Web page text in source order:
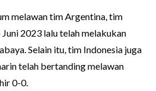
melawan tim Argentina, tim
2023 lalu telah melakukan
Selain itu, tim Indonesia juga
telah bertanding melawan
0-0.